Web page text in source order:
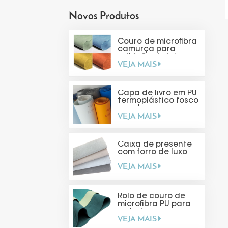
Novos Produtos
Couro de microfibra
camurça para
VEJA MAIS
Capa de livro em PU
termoplástico fosco
VEJA MAIS
Caixa de presente
com forro de luxo
VEJA MAIS
Rolo de couro de
microfibra PU para
VEJA MAIS